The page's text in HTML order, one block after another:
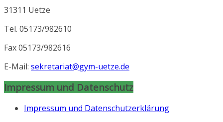
31311 Uetze
Tel. 05173/982610
Fax 05173/982616
E-Mail: sekretariat@gym-uetze.de
Impressum und Datenschutz
Impressum und Datenschutzerklärung